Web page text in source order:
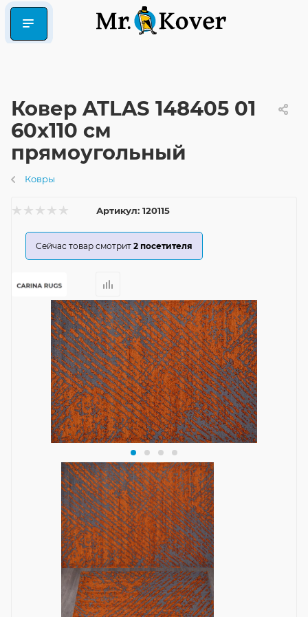
Ковер ATLAS 148405 01
60x110 см
прямоугольный
Ковры
Артикул: 120115
Сейчас товар смотрит 2 посетителя